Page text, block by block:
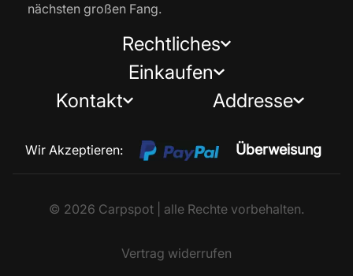
nächsten großen Fang.
Rechtliches
Einkaufen
Kontakt
Addresse
Wir Akzeptieren: Überweisung
© 2026 Carpspot | alle Rechte vorbehalten.
Vertrag widerrufen